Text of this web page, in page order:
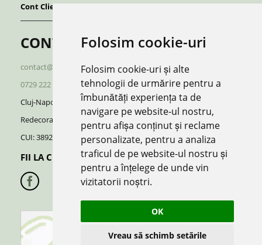
Folosim cookie-uri
Folosim cookie-uri și alte
tehnologii de urmărire pentru a
îmbunătăți experiența ta de
navigare pe website-ul nostru,
pentru afișa conținut și reclame
personalizate, pentru a analiza
traficul de pe website-ul nostru și
pentru a înțelege de unde vin
vizitatorii noștri.
OK
Vreau să schimb setările
Cont Client
CONTACT
contact@redboutique.ro
0729 222 920
0729 222 521
Cluj-Napoca | Romania
Redecorate S.R.L.
CUI: 38928370, J12/696/2018
FII LA CURENT CU NOUTATILE: